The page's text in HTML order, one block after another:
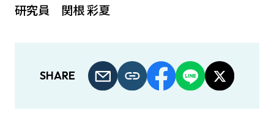
研究員 関根 彩夏
SHARE